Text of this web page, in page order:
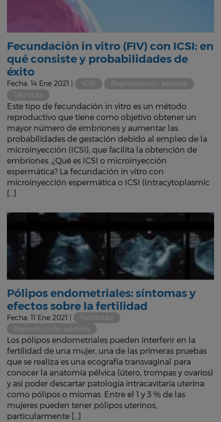
Fecundación in vitro (FIV) con ICSI: en
qué consiste y probabilidades de
éxito
Fecha: 14 Ene 2021 | ICSI
Reproducción asistida
Técnicas
Este tipo de fecundación in vitro es un método
reproductivo que tiene como objetivo obtener un
mayor número de embriones y aumentar las
probabilidades de gestación debido al empleo de la
microinyección (ICSI), que facilita la obtención de
embriones. ¿Qué es ICSI o microinyección
espermática? La fecundación in vitro con
microinyección espermática o ICSI (Intracytoplasmic
[…]
Pólipos endometriales: síntomas y
efectos sobre la fertilidad
Fecha: 11 Ene 2021 |
Fertilidad
Reproducción asistida
Los pólipos endometriales pueden interferir en la
fertilidad de una mujer, una de las primeras pruebas
que se realiza es una ecografía transvaginal para
conocer la anatomía pélvica (útero, trompas y ovarios)
y así poder descartar patología intracavitaria uterina
como pólipos o miomas. Entre el 1 y 3 % de las
mujeres pueden tener pólipos uterinos,
particularmente […]